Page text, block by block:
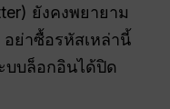
ยังคงพยายาม
ย่าซื้อรหัสเหล่านี้
บบล็อกอินได้ปิด